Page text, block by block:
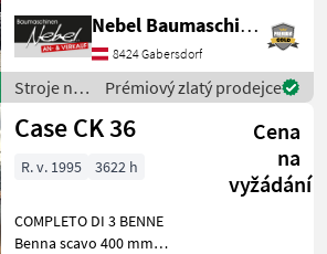
600mm 900mm,
1Böschungslöffel 1500mm
Palivo: Stroje na stavbu
mini bager
Nebel Baumaschinen
8424 Gabersdorf
Stroje na
stavbu /
Takeuchi
Prémiový zlatý prodejce
Case CK 36
Cena
na
vyžádání
R. v. 1995 3622 h
COMPLETO DI 3 BENNE
Benna scavo 400 mm